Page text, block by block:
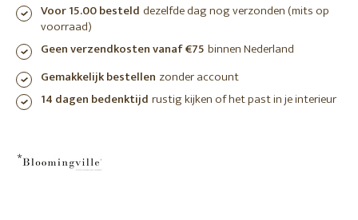
Voor 15.00 besteld dezelfde dag nog verzonden (mits op
voorraad)
Geen verzendkosten vanaf €75 binnen Nederland
Gemakkelijk bestellen zonder account
14 dagen bedenktijd rustig kijken of het past in je interieur